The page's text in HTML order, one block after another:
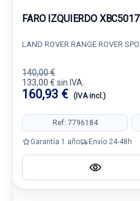
FARO IZQUIERDO
LAND ROVER RANGE ROVER
140,00 €
133,00 € sin IVA.
160,93 € (IVA incl.)
Ref: 7796184
Garantía 1 año Envío 24-48h